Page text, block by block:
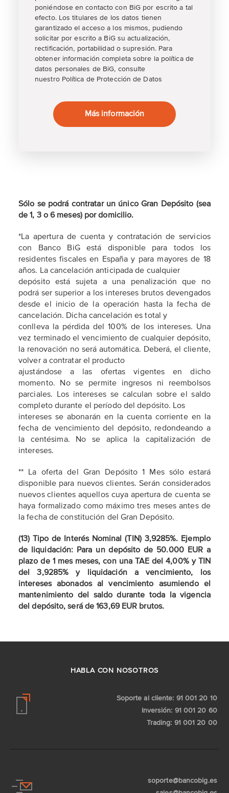
poniéndose en contacto con BiG por escrito a tal
efecto. Los titulares de los datos tienen
garantizado el acceso a los mismos, pudiendo
solicitar por escrito a BiG su actualización,
rectificación, portabilidad o supresión. Para
obtener información completa sobre la política de
datos personales de BiG, consulte
nuestro Política de Protección de Datos
Más información
Sólo se podrá contratar un único Gran Depósito (sea
de 1, 3 o 6 meses) por domicilio.
*La apertura de cuenta y contratación de servicios
con Banco BiG está disponible para todos los
residentes fiscales en España y para mayores de 18
años. La cancelación anticipada de cualquier
depósito está sujeta a una penalización que no
podrá ser superior a los intereses brutos devengados
desde el inicio de la operación hasta la fecha de
cancelación. Dicha cancelación es total y
conlleva la pérdida del 100% de los intereses. Una
vez terminado el vencimiento de cualquier depósito,
la renovación no será automática. Deberá, el cliente,
volver a contratar el producto
ajustándose a las ofertas vigentes en dicho
momento. No se permite ingresos ni reembolsos
parciales. Los intereses se calculan sobre el saldo
completo durante el período del depósito. Los
intereses se abonarán en la cuenta corriente en la
fecha de vencimiento del depósito, redondeando a
la centésima. No se aplica la capitalización de
intereses.
** La oferta del Gran Depósito 1 Mes sólo estará
disponible para nuevos clientes. Serán considerados
nuevos clientes aquellos cuya apertura de cuenta se
haya formalizado como máximo tres meses antes de
la fecha de constitución del Gran Depósito.
(13) Tipo de Interés Nominal (TIN) 3,9285%. Ejemplo
de liquidación: Para un depósito de 50.000 EUR a
plazo de 1 mes meses, con una TAE del 4,00% y TIN
del 3,9285% y liquidación a vencimiento, los
intereses abonados al vencimiento asumiendo el
mantenimiento del saldo durante toda la vigencia
del depósito, será de 163,69 EUR brutos.
HABLA CON NOSOTROS
Soporte al cliente: 91 001 20 10
Inversión: 91 001 20 60
Trading: 91 001 20 00
soporte@bancobig.es